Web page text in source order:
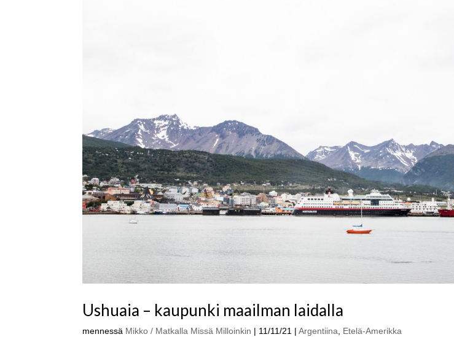
Ushuaia – kaupunki maailman laidalla
mennessä Mikko / Matkalla Missä Milloinkin | 11/11/21 |Argentiina, Etelä-Amerikka